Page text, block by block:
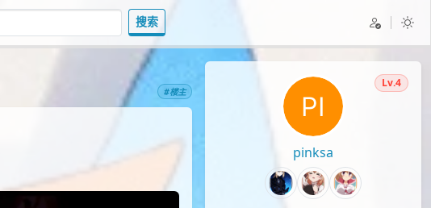
搜索
#楼主
pinksa
Lv.4